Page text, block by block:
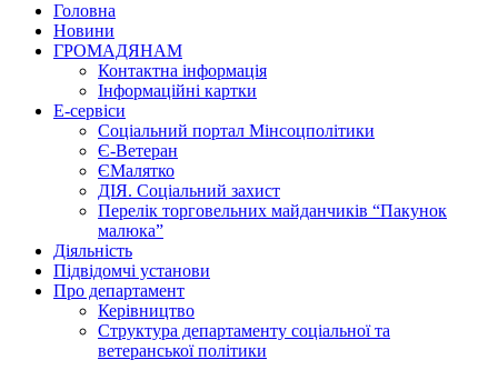
Головна
Новини
ГРОМАДЯНАМ
Контактна інформація
Інформаційні картки
Е-сервіси
Соціальний портал Мінсоцполітики
Є-Ветеран
ЄМалятко
ДІЯ. Соціальний захист
Перелік торговельних майданчиків “Пакунок
малюка”
Діяльність
Підвідомчі установи
Про департамент
Керівництво
Структура департаменту соціальної та
ветеранської політики